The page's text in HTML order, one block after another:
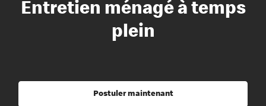
Entretien ménagé à temps
plein
Postuler maintenant